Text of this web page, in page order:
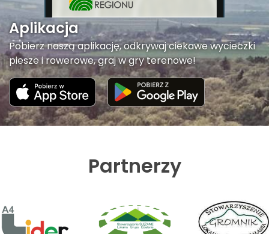
Aplikacja
Pobierz naszą aplikację, odkrywaj ciekawe wycieczki
piesze i rowerowe, graj w gry terenowe!
Partnerzy